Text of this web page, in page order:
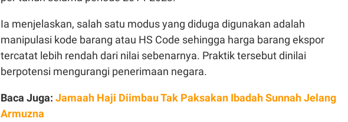
Ia menjelaskan, salah satu modus yang diduga digunakan adalah
manipulasi kode barang atau HS Code sehingga harga barang ekspor
tercatat lebih rendah dari nilai sebenarnya. Praktik tersebut dinilai
berpotensi mengurangi penerimaan negara.
Baca Juga: Jamaah Haji Diimbau Tak Paksakan Ibadah Sunnah Jelang
Armuzna